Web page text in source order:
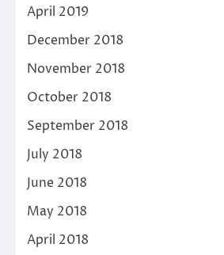
April 2019
December 2018
November 2018
October 2018
September 2018
July 2018
June 2018
May 2018
April 2018